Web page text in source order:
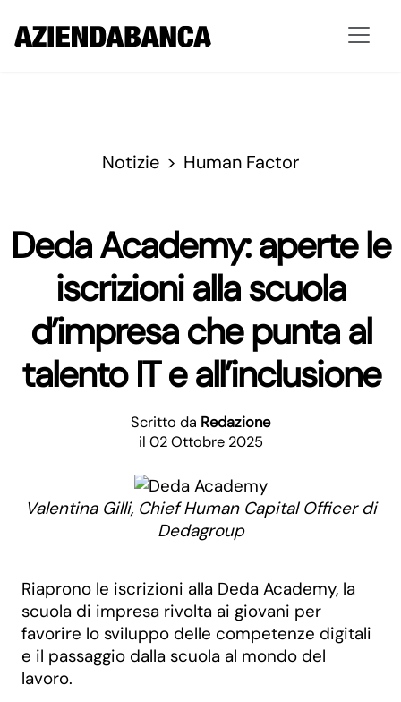
Notizie Human Factor
Deda Academy: aperte le
iscrizioni alla scuola
d’impresa che punta al
talento IT e all’inclusione
Scritto da Redazione
il 02 Ottobre 2025
Valentina Gilli, Chief Human Capital Officer di
Dedagroup
Riaprono le iscrizioni alla Deda Academy, la
scuola di impresa rivolta ai giovani per
favorire lo sviluppo delle competenze digitali
e il passaggio dalla scuola al mondo del
lavoro.